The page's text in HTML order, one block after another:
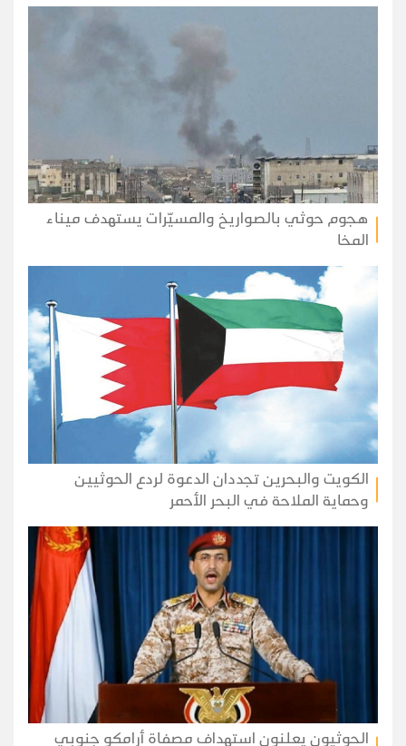
هجوم حوثي بالصواريخ والمسيّرات يستهدف ميناء
المخا
الكويت والبحرين تجددان الدعوة لردع الحوثيين
وحماية الملاحة في البحر الأحمر
الحوثيون يعلنون استهداف مصفاة أرامكو جنوبي